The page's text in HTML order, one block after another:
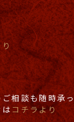
り
相談も随時承
コチラより